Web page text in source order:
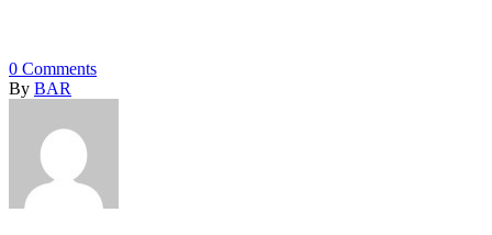
0 Comments
By BAR